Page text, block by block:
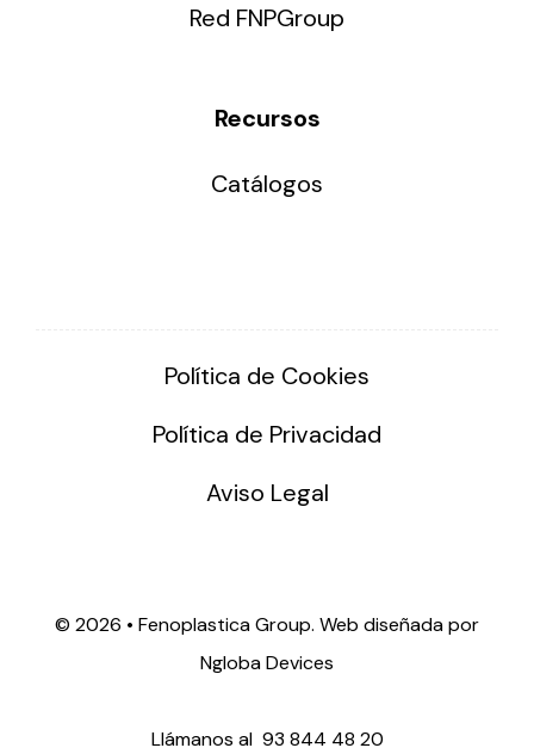
Red FNPGroup
Recursos
Catálogos
Política de Cookies
Política de Privacidad
Aviso Legal
© 2026 • Fenoplastica Group. Web diseñada por
Ngloba Devices
Llámanos al 93 844 48 20